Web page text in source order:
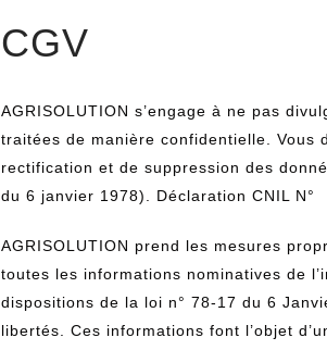
CGV
AGRISOLUTION s’engage à ne pas
traitées de manière confidentielle. Vous
rectification et de suppression des
du 6 janvier 1978). Déclaration CNIL N°
AGRISOLUTION prend les mesures
toutes les informations nominatives de
dispositions de la loi n° 78-17 du 6
libertés. Ces informations font l’objet